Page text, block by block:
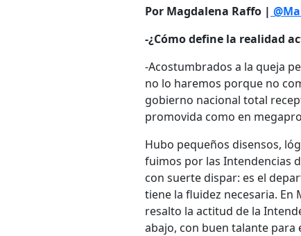
Por Magdalena Raffo |
-¿Cómo define la realidad
-Acostumbrados a la queja
no lo haremos porque no
gobierno nacional total
promovida como en
Hubo pequeños disensos,
fuimos por las Intendencias
con suerte dispar: es el
tiene la fluidez necesaria. En
resalto la actitud de la
abajo, con buen talante para